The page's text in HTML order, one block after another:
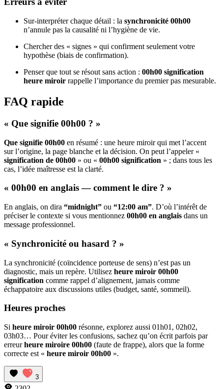
Sur‑interpréter chaque détail : la synchronicité 00h00
n’annule pas la causalité ni l’hygiène de vie.
Chercher des « signes » qui confirment seulement votre
hypothèse (biais de confirmation).
Penser que tout se résout sans action : 00h00 signification
heure miroir rappelle l’importance du premier pas mesurable.
FAQ rapide
« Que signifie 00h00 ? »
Que signifie 00h00 en résumé : une heure miroir qui met l’accent
sur l’origine, la page blanche et la décision. On peut l’appeler «
signification de 00h00 » ou « 00h00 signification » ; dans tous les
cas, l’idée maîtresse est la clarté.
« 00h00 en anglais — comment le dire ? »
En anglais, on dira “midnight” ou “12:00 am”. D’où l’intérêt de
préciser le contexte si vous mentionnez 00h00 en anglais dans un
message professionnel.
« Synchronicité ou hasard ? »
La synchronicité (coïncidence porteuse de sens) n’est pas un
diagnostic, mais un repère. Utilisez heure miroir 00h00
signification comme rappel d’alignement, jamais comme
échappatoire aux discussions utiles (budget, santé, sommeil).
Heures proches
Si heure miroir 00h00 résonne, explorez aussi 01h01, 02h02,
03h03… Pour éviter les confusions, sachez qu’on écrit parfois par
erreurheure miroire 00h00 (faute de frappe), alors que la forme
correcte est « heure miroir 00h00 ».
3